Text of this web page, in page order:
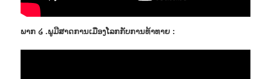
ພາກ ໒ .ພູມີສາດການເມືອງໂລກກັບການທ້າທາຍ :